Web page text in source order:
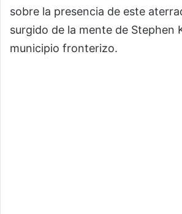
sobre la presencia de este
surgido de la mente de Stephen
municipio fronterizo.